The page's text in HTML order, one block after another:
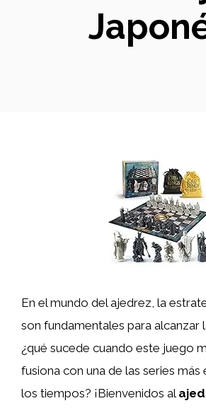
En el mundo del ajedrez, la
son fundamentales para alcanzar
¿qué sucede cuando este juego
fusiona con una de las series
los tiempos? ¡Bienvenidos al